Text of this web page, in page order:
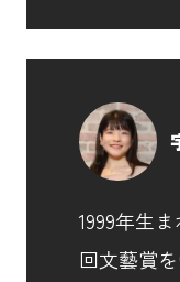
1999年生
回文藝賞